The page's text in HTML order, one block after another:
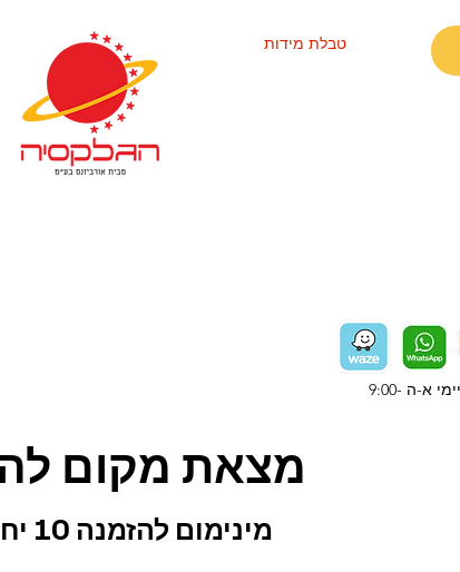
טבלת מידות
מענה טלפוני ובוואטאפ ביימי א-ה 9:00-
מצאת מקום
מינימום להזמנה 10 יחידות